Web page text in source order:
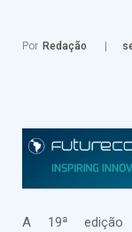
Por Redação
A 19ª edição